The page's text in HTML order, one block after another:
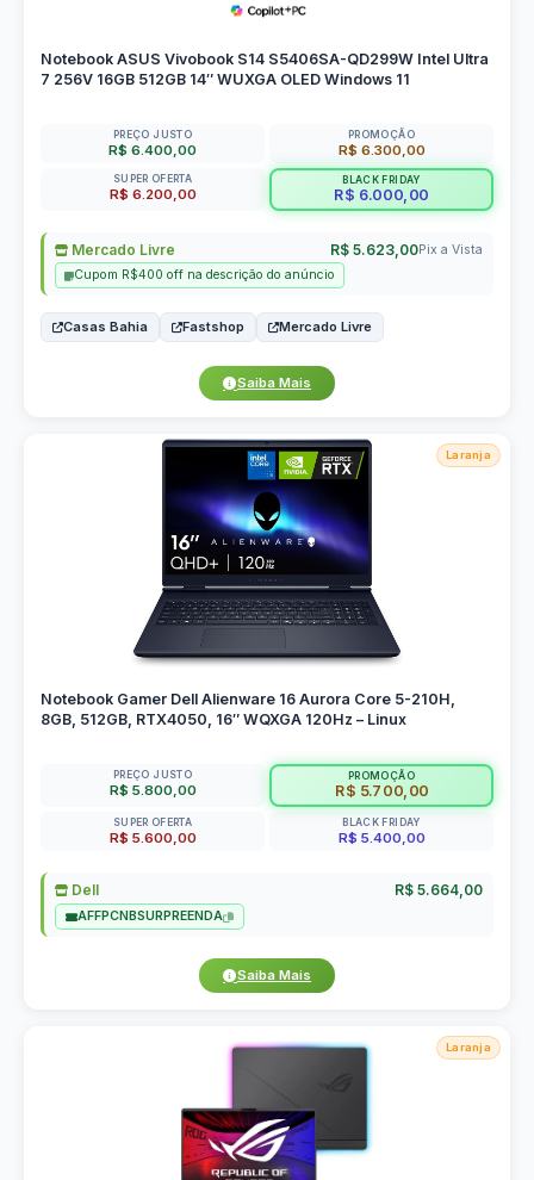
Notebook ASUS Vivobook S14 S5406SA-QD299W Intel Ultra
7 256V 16GB 512GB 14″ WUXGA OLED Windows 11
PREÇO JUSTO
R$ 6.400,00
PROMOÇÃO
R$ 6.300,00
SUPER OFERTA
R$ 6.200,00
BLACK FRIDAY
R$ 6.000,00
Mercado Livre R$ 5.623,00Pix a Vista
Cupom R$400 off na descrição do anúncio
Casas Bahia Fastshop Mercado Livre
Saiba Mais
Laranja
Notebook Gamer Dell Alienware 16 Aurora Core 5-210H,
8GB, 512GB, RTX4050, 16″ WQXGA 120Hz – Linux
PREÇO JUSTO
R$ 5.800,00
PROMOÇÃO
R$ 5.700,00
SUPER OFERTA
R$ 5.600,00
BLACK FRIDAY
R$ 5.400,00
Dell R$ 5.664,00
AFFPCNBSURPREENDA
Saiba Mais
Laranja